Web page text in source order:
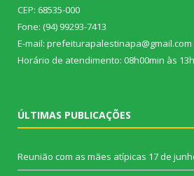
CEP: 68535-000
Fone: (94) 99293-7413
E-mail: prefeiturapalestinapa@gmail.com
Horário de atendimento: 08h00min às
ÚLTIMAS PUBLICAÇÕES
Reunião com as mães atípicas 17 de